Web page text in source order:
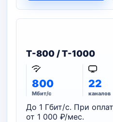
T-800 / T-1000
800
Мбит/с
22
каналов
До 1 Гбит/с. При
от 1 000 ₽/мес.